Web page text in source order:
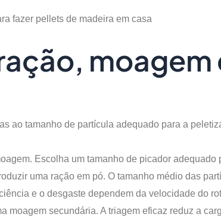
fazer pellets de madeira em casa
moagem
ao tamanho de partícula adequado para a
Escolha um tamanho de picador adequado
uma ração em pó. O tamanho médio das
e o desgaste dependem da velocidade do
moagem secundária. A triagem eficaz reduz a